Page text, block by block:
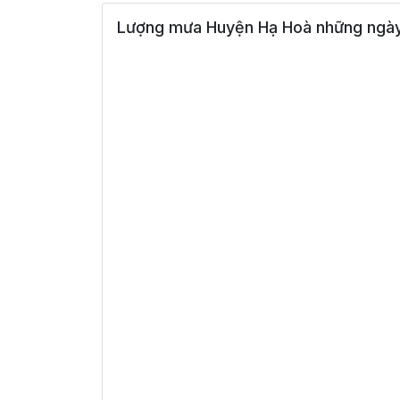
Lượng mưa Huyện Hạ Hoà những